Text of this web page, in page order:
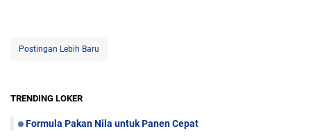
Postingan Lebih Baru
TRENDING LOKER
Formula Pakan Nila untuk Panen Cepat